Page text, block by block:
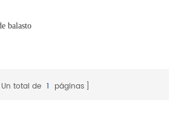
balasto
Un total de 1 páginas